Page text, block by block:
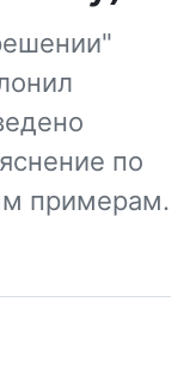
по
примерам.